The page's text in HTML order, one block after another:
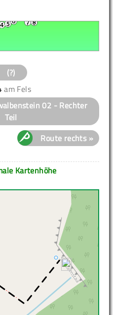
(?)
am Fels
02 - Rechter
Teil
Route rechts »
Kartenhöhe